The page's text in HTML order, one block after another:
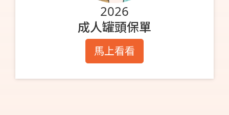
2026
成人罐頭保單
馬上看看